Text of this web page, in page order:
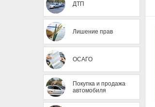
ДТП
Лишение прав
ОСАГО
Покупка и продажа
автомобиля